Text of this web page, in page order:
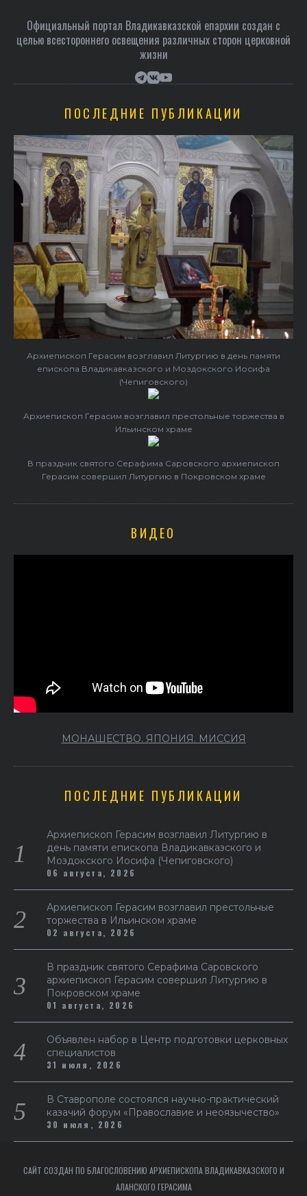
Официальный портал Владикавказской епархии создан c
целью всестороннего освещения различных сторон церковной
жизни
ПОСЛЕДНИЕ ПУБЛИКАЦИИ
Архиепископ Герасим возглавил Литургию в день памяти
епископа Владикавказского и Моздокского Иосифа
(Чепиговского)
Архиепископ Герасим возглавил престольные торжества в
Ильинском храме
В праздник святого Серафима Саровского архиепископ
Герасим совершил Литургию в Покровском храме
ВИДЕО
МОНАШЕСТВО. ЯПОНИЯ. МИССИЯ
ПОСЛЕДНИЕ ПУБЛИКАЦИИ
Архиепископ Герасим возглавил Литургию в
день памяти епископа Владикавказского и
Моздокского Иосифа (Чепиговского)
06 августа, 2026
Архиепископ Герасим возглавил престольные
торжества в Ильинском храме
02 августа, 2026
В праздник святого Серафима Саровского
архиепископ Герасим совершил Литургию в
Покровском храме
01 августа, 2026
Объявлен набор в Центр подготовки церковных
специалистов
31 июля, 2026
В Ставрополе состоялся научно-практический
казачий форум «Православие и неоязычество»
30 июля, 2026
САЙТ СОЗДАН ПО БЛАГОСЛОВЕНИЮ АРХИЕПИСКОПА ВЛАДИКАВКАЗСКОГО И
АЛАНСКОГО ГЕРАСИМА